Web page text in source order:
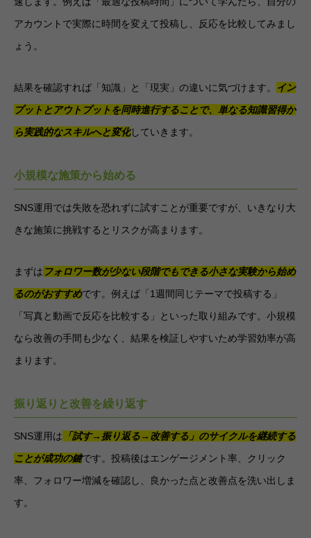
アカウントで実際に時間を変えて投稿し、反応を比較してみまし
ょう。
結果を確認すれば「知識」と「現実」の違いに気づけます。
イン
プットとアウトプットを同時進行することで、単なる知識習得か
ら実践的なスキルへと変化していきます。
小規模な施策から始める
SNS運用では失敗を恐れずに試すことが重要ですが、いきなり大
きな施策に挑戦するとリスクが高まります。
まずは フォロワー数が少ない段階でもできる小さな実験から始め
るのがおすすめです。例えば「1週間同じテーマで投稿する」
「写真と動画で反応を比較する」といった取り組みです。小規模
なら改善の手間も少なく、結果を検証しやすいため学習効率が高
まります。
振り返りと改善を繰り返す
SNS運用は 「試す→振り返る→改善する」のサイクルを継続する
ことが成功の鍵です。投稿後はエンゲージメント率、クリック
率、フォロワー増減を確認し、良かった点と改善点を洗い出しま
す。